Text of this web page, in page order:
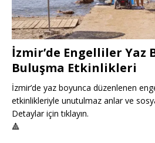
İzmir’de Engelliler Yaz
Buluşma Etkinlikleri
İzmir’de yaz boyunca düzenlenen
etkinlikleriyle unutulmaz anlar ve
Detaylar için tıklayın.
🔺